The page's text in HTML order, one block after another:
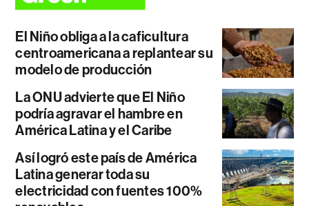
El Niño obliga a la caficultura
centroamericana a replantear su
modelo de producción
La ONU advierte que El Niño
podría agravar el hambre en
América Latina y el Caribe
Así logró este país de América
Latina generar toda su
electricidad con fuentes 100%